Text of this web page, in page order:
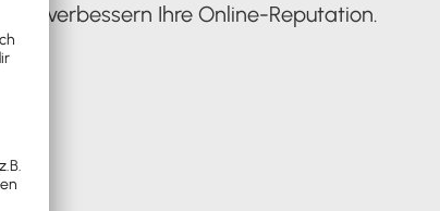
verbessern Ihre Online-Reputation.